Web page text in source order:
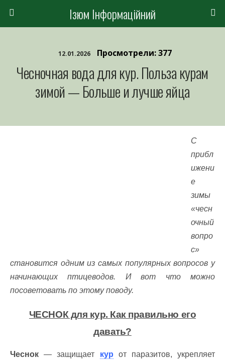
Ізюм Інформаційний
12.01.2026 Просмотрели: 377
Чесночная вода для кур. Польза курам
зимой — Больше и лучше яйца
С
прибл
ижени
е
зимы
«чесн
очный
вопро
с»
становится одним из самых популярных вопросов у
начинающих птицеводов. И вот что можно
посоветовать по этому поводу.
ЧЕСНОК для кур. Как правильно его
давать?
Чеснок — защищает кур от паразитов, укрепляет